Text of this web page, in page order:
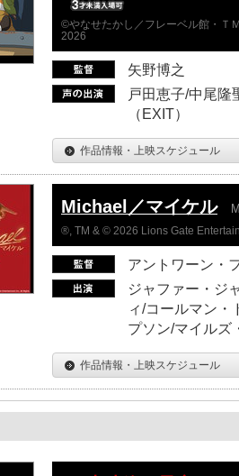
©やなせたかし／フレーベル館・Ｔ
2026
矢野博之
戸田恵子/中尾隆
（EXIT）
作品情報・上映スケジュール
Michael／マイケル
®, TM & © 2026 Lions Gate
アントワーン・
ジャファー・ジ
ィ/コールマン・
プソン/マイルズ
作品情報・上映スケジュール